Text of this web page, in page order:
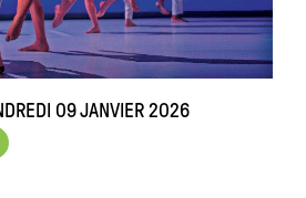
09 JANVIER 2026